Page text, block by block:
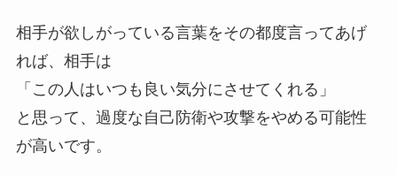
相手が欲しがっている言葉をその都度言ってあげ
れば、相手は
「この人はいつも良い気分にさせてくれる」
と思って、過度な自己防衛や攻撃をやめる可能性
が高いです。